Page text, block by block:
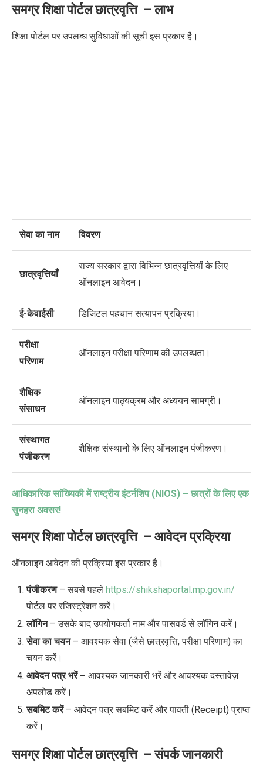
समग्र शिक्षा पोर्टल छात्रवृत्ति–लाभ
शिक्षा पोर्टल पर उपलब्ध सुविधाओं की सूची इस प्रकार है।
सेवा का नाम विवरण
छात्रवृत्तियाँ
राज्य सरकार द्वारा विभिन्न छात्रवृत्तियों के लिए
ऑनलाइन आवेदन।
ई-केवाईसी डिजिटल पहचान सत्यापन प्रक्रिया।
परीक्षा
परिणाम
ऑनलाइन परीक्षा परिणाम की उपलब्धता।
शैक्षिक
संसाधन
ऑनलाइन पाठ्यक्रम और अध्ययन सामग्री।
संस्थागत
पंजीकरण
शैक्षिक संस्थानों के लिए ऑनलाइन पंजीकरण।
आधिकारिक सांख्यिकी में राष्ट्रीय इंटर्नशिप (NIOS) – छात्रों के लिए एक
सुनहरा अवसर!
समग्र शिक्षा पोर्टल छात्रवृत्ति– आवेदन प्रक्रिया
ऑनलाइन आवेदनकी प्रक्रिया इस प्रकार है।
पंजीकरण–सबसे पहले https://shikshaportal.mp.gov.in/
पोर्टल पररजिस्ट्रेशन करें ।
लॉगिन– उसके बाद उपयोगकर्ता नाम और पासवर्ड से लॉगिन करें।
सेवा का चयन– आवश्यक सेवा (जैसे छात्रवृत्ति, परीक्षा परिणाम) का
चयन करें।
आवेदन पत्र भरें – आवश्यक जानकारी भरें और आवश्यक दस्तावेज़
अपलोड करें।
सबमिट करें– आवेदन पत्र सबमिट करें और पावती (Receipt) प्राप्त
करें।
समग्र शिक्षा पोर्टल छात्रवृत्ति– संपर्क जानकारी